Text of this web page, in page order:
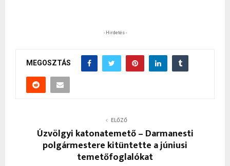
- Hirdetés -
MEGOSZTÁS
ELŐZŐ
Úzvölgyi katonatemető – Darmanesti
polgármestere kitüntette a júniusi
temetőfoglalókat